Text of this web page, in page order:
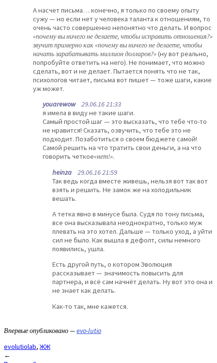
А насчет письма… конечно, я только по своему опыту
сужу — но если нет у человека таланта к отношениям, то
очень часто совершенно непонятно что делать. И вопрос
«почему вы ничего не делаете, чтобы исправить отношения?»
звучит примерно как «почему вы ничего не делаете, чтобы
начать зарабатывать миллион долларов?»(ну вот реально,
попробуйте ответить на него). Не понимает, что можно
сделать, вот и не делает. Пытается понять что не так,
психологов читает, письма вот пишет — тоже шаги, какие
уж может.
youarewow29.06.16 21:33
я имела в виду не такие шаги.
Самый простой шаг — это высказать, что тебе что-то
не нравится! Сказать, озвучить, что тебе это не
подходит. Позаботиться о своем бюджете самой!
Самой решить на что тратить свои деньги, а на что
говорить четкое«нет!».
heinza 29.06.16 21:59
Так ведь когда вместе живешь, нельзя вот так вот
взять и решить. Не замок же на холодильник
вешать.
А тетка явно в минусе была. Судя по тону письма,
все она высказывала неоднократно, только муж
плевать на это хотел. Дальше — только уход, а уйти
сил не было. Как вышла в дефолт, силы немного
появились, ушла.
Есть другой путь, о котором Эволюция
рассказывает — значимость повысить для
партнера, и всё сам начнёт делать. Ну вот это она и
не знает как делать.
Как-то так, мне кажется.
Впервые опубликовано —evo-lutio
evolutiolab,ЖЖ
Post
←